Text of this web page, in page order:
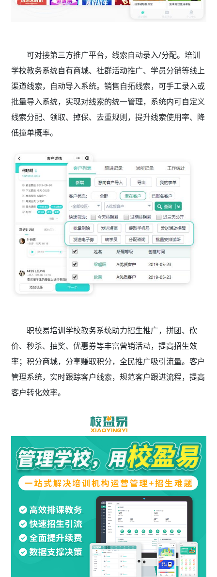
可对接第三方推广平台，线索自动录入/分配。培训
学校教务系统自有商城、社群活动推广、学员分销等线上
渠道线索，自动导入系统。销售自拓线索，可手工录入或
批量导入系统，实现对线索的统一管理，系统内可自定义
线索分配、领取、掉保、去重规则，提升线索使用率、降
低撞单概率。
职校易培训学校教务系统助力招生推广，拼团、砍
价、秒杀、抽奖、优惠券等丰富营销活动，提高招生效
率；积分商城，分享赚取积分，全民推广吸引流量。客户
管理系统，实时跟踪客户线索，规范客户跟进流程，提高
客户转化效率。